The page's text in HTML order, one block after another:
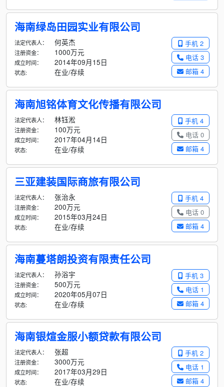
海南绿岛田园实业有限公司
手机 2
电话 3
邮箱 4
法定代表人： 何英杰
注册资金： 1000万元
成立时间： 2014年09月15日
状态: 在业/存续
海南旭铭体育文化传播有限公司
手机 4
电话 0
邮箱 4
法定代表人： 林钰淞
注册资金： 100万元
成立时间： 2017年04月14日
状态: 在业/存续
三亚建装国际商旅有限公司
手机 4
电话 0
邮箱 4
法定代表人： 张治永
注册资金： 200万元
成立时间： 2015年03月24日
状态: 在业/存续
海南蔓塔朗投资有限责任公司
手机 3
电话 1
邮箱 4
法定代表人： 孙浴宇
注册资金： 500万元
成立时间： 2020年05月07日
状态: 在业/存续
海南银煊金服小额贷款有限公司
手机 2
电话 1
邮箱 4
法定代表人： 张超
注册资金： 3000万元
成立时间： 2017年03月29日
状态: 在业/存续